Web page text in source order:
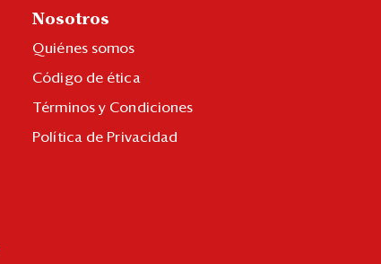
Nosotros
Quiénes somos
Código de ética
Términos y Condiciones
Política de Privacidad